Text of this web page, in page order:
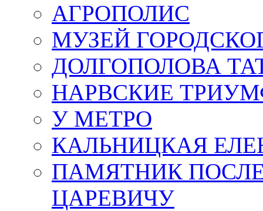
АГРОПОЛИС
МУЗЕЙ
ДОЛГОПОЛОВА
НАРВСКИЕ
У МЕТРО
КАЛЬНИЦКАЯ
ПАМЯТНИК
ЦАРЕВИЧУ